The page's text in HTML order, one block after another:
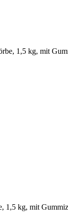
1,5 kg, mit
1,5 kg, mit